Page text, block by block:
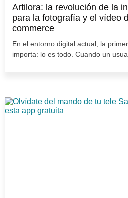
Artilora: la revolución de la
para la fotografía y el vídeo
commerce
En el entorno digital actual, la
importa: lo es todo. Cuando un